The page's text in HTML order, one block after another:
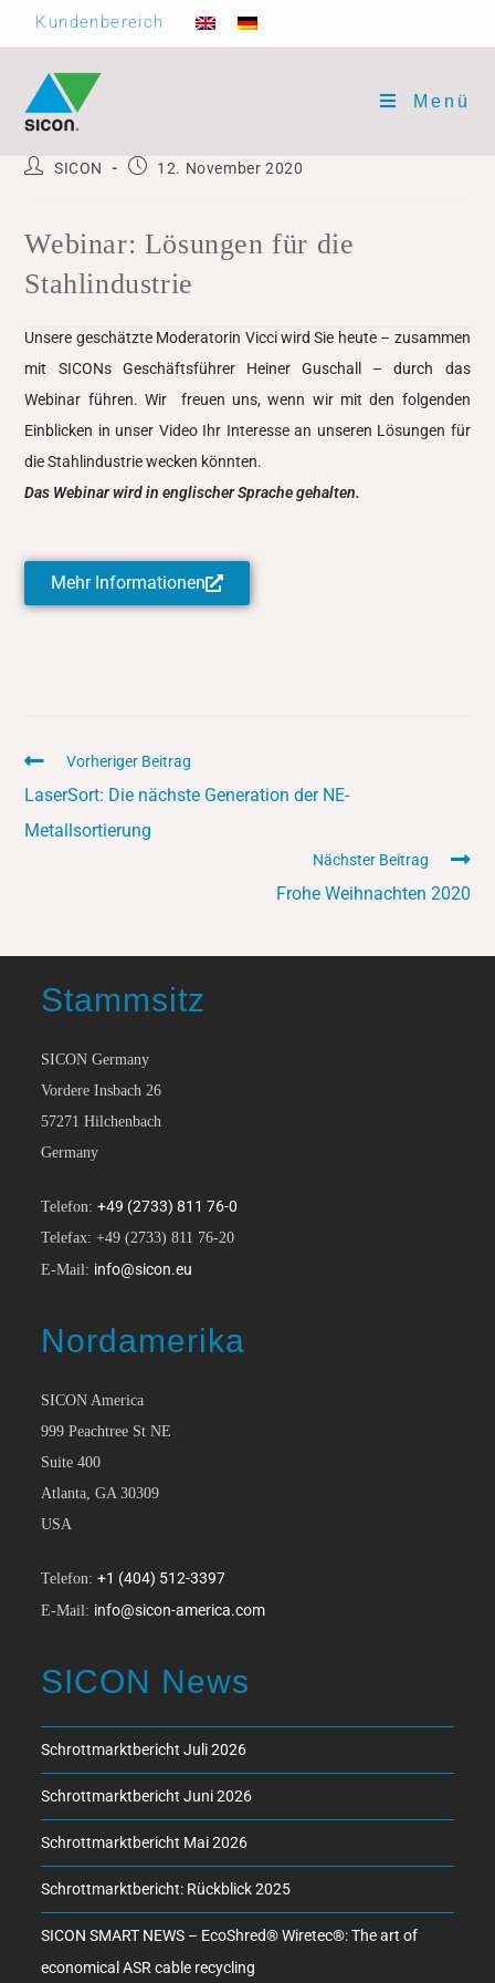
Kundenbereich
Menü
SICON 12. November 2020
Webinar: Lösungen für die
Stahlindustrie
Unsere geschätzte Moderatorin Vicci wird Sie heute – zusammen
mit SICONs Geschäftsführer Heiner Guschall – durch das
Webinar führen. Wir freuen uns, wenn wir mit den folgenden
Einblicken in unser Video Ihr Interesse an unseren Lösungen für
die Stahlindustrie wecken könnten.
Das Webinar wird in englischer Sprache gehalten.
Mehr Informationen
Vorheriger Beitrag
LaserSort: Die nächste Generation der NE-
Metallsortierung
Nächster Beitrag
Frohe Weihnachten 2020
Stammsitz
SICON Germany
Vordere Insbach 26
57271 Hilchenbach
Germany
Telefon:+49 (2733) 811 76-0
Telefax: +49 (2733) 811 76-20
E-Mail: info@sicon.eu
Nordamerika
SICON America
999 Peachtree St NE
Suite 400
Atlanta, GA 30309
USA
Telefon:+1 (404) 512-3397
E-Mail: info@sicon-america.com
SICON News
Schrottmarktbericht Juli 2026
Schrottmarktbericht Juni 2026
Schrottmarktbericht Mai 2026
Schrottmarktbericht: Rückblick 2025
SICON SMART NEWS – EcoShred® Wiretec®: The art of
economical ASR cable recycling